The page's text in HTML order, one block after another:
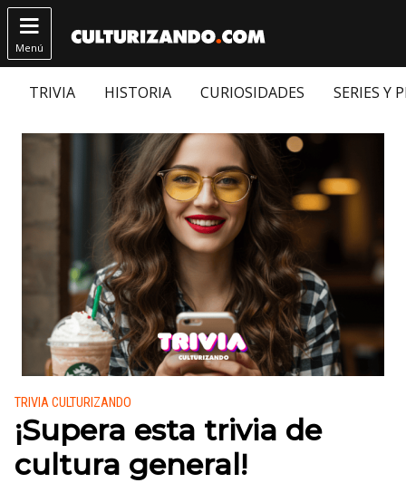

Menú
TRIVIA HISTORIA CURIOSIDADES SERIES Y
Publicado en:
TRIVIA CULTURIZANDO
¡Supera esta trivia de
cultura general!